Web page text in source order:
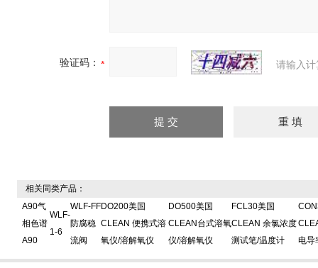
验证码： 请输入
相关同类产品：
A90气
相色谱
A90
WLF-
1-6
WLF-FF
防腐稳
流阀
DO200美国
CLEAN 便携式溶
氧仪/溶解氧仪
DO500美国
CLEAN台式溶氧
仪/溶解氧仪
FCL30美国
CLEAN 余氯浓度
测试笔/温度计
电导